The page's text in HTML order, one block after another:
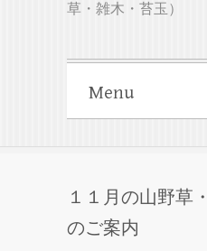
草・雑木・苔玉）
１１月の山野草
のご案内